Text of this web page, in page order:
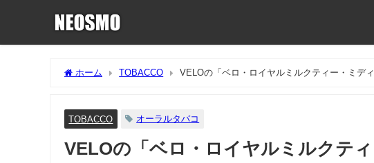
ホーム TOBACCO VELOの「ベロ・ロイヤルミルクティー・ミデ
TOBACCO オーラルタバコ
VELOの「ベロ・ロイヤルミルクテ